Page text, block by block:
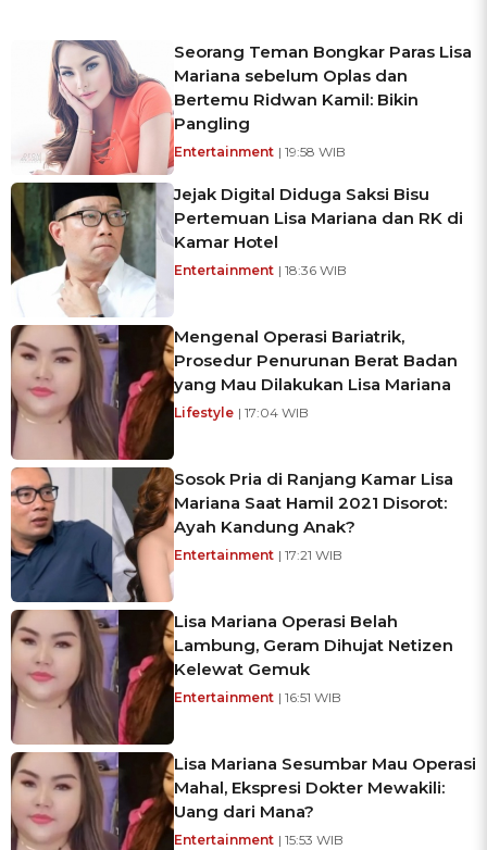
Seorang Teman Bongkar Paras Lisa
Mariana sebelum Oplas dan
Bertemu Ridwan Kamil: Bikin
Pangling
Entertainment | 19:58 WIB
Jejak Digital Diduga Saksi Bisu
Pertemuan Lisa Mariana dan RK di
Kamar Hotel
Entertainment | 18:36 WIB
Mengenal Operasi Bariatrik,
Prosedur Penurunan Berat Badan
yang Mau Dilakukan Lisa Mariana
Lifestyle | 17:04 WIB
Sosok Pria di Ranjang Kamar Lisa
Mariana Saat Hamil 2021 Disorot:
Ayah Kandung Anak?
Entertainment | 17:21 WIB
Lisa Mariana Operasi Belah
Lambung, Geram Dihujat Netizen
Kelewat Gemuk
Entertainment | 16:51 WIB
Lisa Mariana Sesumbar Mau Operasi
Mahal, Ekspresi Dokter Mewakili:
Uang dari Mana?
Entertainment | 15:53 WIB